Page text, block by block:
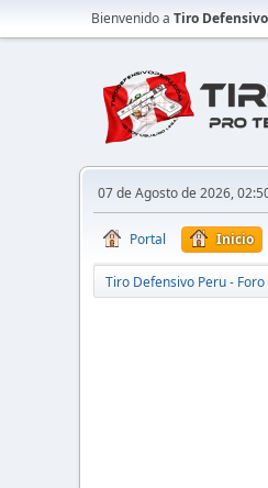
Bienvenido a Tiro
07 de Agosto de 2026,
Portal Inicio
Tiro Defensivo Peru -